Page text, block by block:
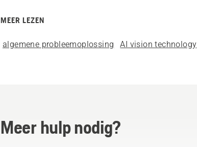
MEER LEZEN
algemene probleemoplossing AI vision technology
Meer hulp nodig?